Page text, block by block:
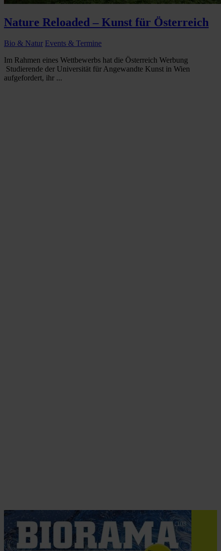
Nature Reloaded – Kunst für Österreich
Bio & Natur Events & Termine
Im Rahmen eines Wettbewerbs hat die Österreich Werbung
Studierende der Universität für Angewandte Kunst in Wien
aufgefordert, ihr ...